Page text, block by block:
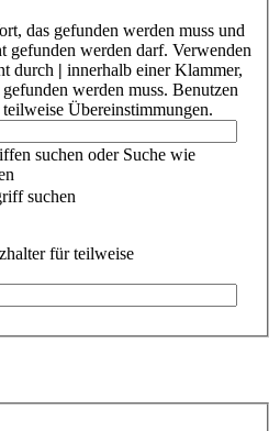
das gefunden werden muss und
gefunden werden darf. Verwenden
durch | innerhalb einer Klammer,
werden muss. Benutzen
Übereinstimmungen.
suchen oder Suche wie
suchen
für teilweise